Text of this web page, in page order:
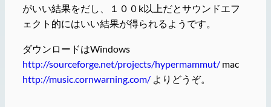
がいい結果をだし、１００k以上だとサウンドエフ
ェクト的にはいい結果が得られるようです。
ダウンロードはWindows
http://sourceforge.net/projects/hypermammut/mac
http://music.cornwarning.com/よりどうぞ。